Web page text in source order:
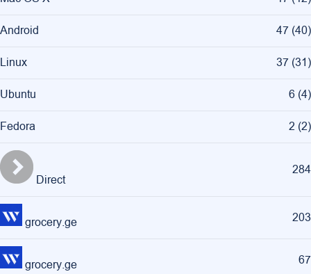
Android 47 (40)
Linux 37 (31)
Ubuntu 6 (4)
Fedora 2 (2)
Direct
284
grocery.ge 203
grocery.ge 67